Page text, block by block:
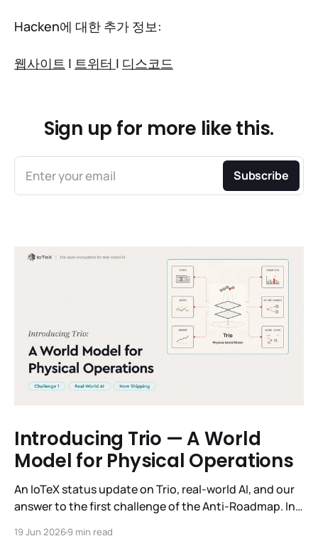
Hacken에 대한 추가 정보:
웹사이트 | 트위터 | 디스코드
Sign up for more like this.
Enter your email Subscribe
Introducing Trio — A World
Model for Physical Operations
An IoTeX status update on Trio, real-world AI, and our
answer to the first challenge of the Anti-Roadmap. In
19 Jun 20269 min read